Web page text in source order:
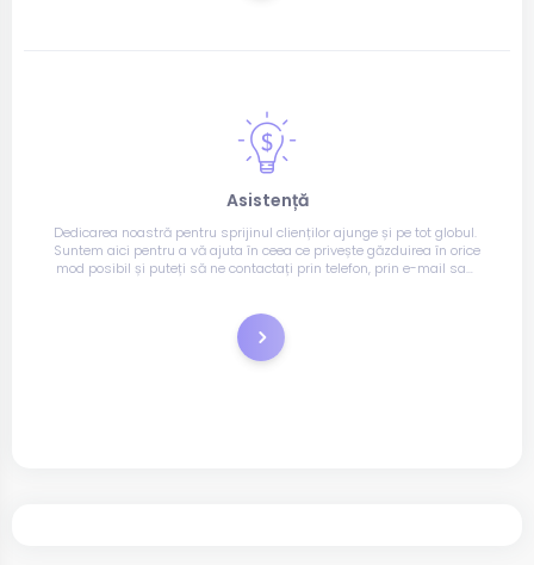
Asistență
Dedicarea noastră pentru sprijinul clienților ajunge și pe tot globul.
Suntem aici pentru a vă ajuta în ceea ce privește găzduirea în orice
mod posibil și puteți să ne contactați prin telefon, prin e-mail sau
Tichete de suport